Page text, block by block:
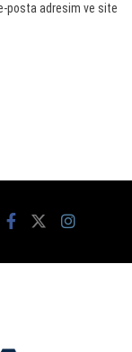
posta adresim ve site